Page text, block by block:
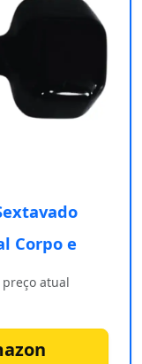
Corpo e
atual